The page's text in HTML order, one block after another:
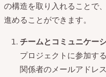
の構造を取り入れることで
進めることができます。
チームとコミュニケー
プロジェクトに参加す
関係者のメールアドレ